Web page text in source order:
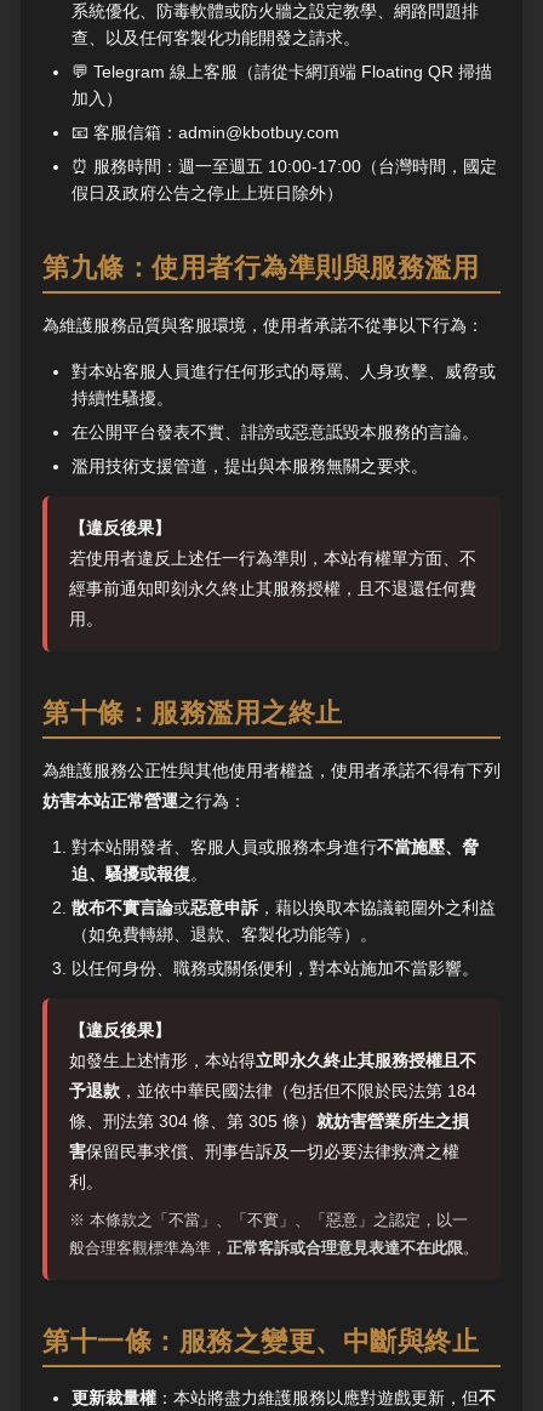
系統優化、防毒軟體或防火牆之設定教學、網路問題排
查、以及任何客製化功能開發之請求。
💬 Telegram 線上客服（請從卡網頂端 Floating QR 掃描
加入）
📧 客服信箱：admin@kbotbuy.com
⏰ 服務時間：週一至週五 10:00-17:00（台灣時間，國定
假日及政府公告之停止上班日除外）
第九條：使用者行為準則與服務濫用
為維護服務品質與客服環境，使用者承諾不從事以下行為：
對本站客服人員進行任何形式的辱罵、人身攻擊、威脅或
持續性騷擾。
在公開平台發表不實、誹謗或惡意詆毀本服務的言論。
濫用技術支援管道，提出與本服務無關之要求。
【違反後果】
若使用者違反上述任一行為準則，本站有權單方面、不
經事前通知即刻永久終止其服務授權，且不退還任何費
用。
第十條：服務濫用之終止
為維護服務公正性與其他使用者權益，使用者承諾不得有下列
妨害本站正常營運之行為：
對本站開發者、客服人員或服務本身進行不當施壓、脅
迫、騷擾或報復。
散布不實言論或惡意申訴 ，藉以換取本協議範圍外之利益
（如免費轉綁、退款、客製化功能等）。
以任何身份、職務或關係便利，對本站施加不當影響。
【違反後果】
如發生上述情形，本站得立即永久終止其服務授權且不
予退款 ，並依中華民國法律（包括但不限於民法第 184
條、刑法第 304 條、第 305 條） 就妨害營業所生之損
害保留民事求償、刑事告訴及一切必要法律救濟之權
利。
※ 本條款之「不當」、「不實」、「惡意」之認定，以一
般合理客觀標準為準， 正常客訴或合理意見表達不在此限。
第十一條：服務之變更、中斷與終止
更新裁量權 ：本站將盡力維護服務以應對遊戲更新，但不